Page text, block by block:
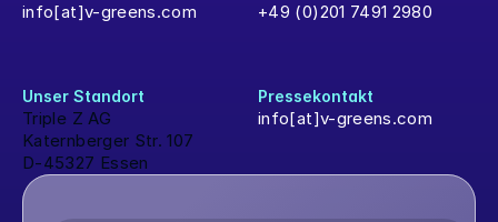
info[at]v-greens.com +49 (0)201 7491 2980
Unser Standort
Triple Z AG
Katernberger Str. 107
D-45327 Essen
Pressekontakt
info[at]v-greens.com